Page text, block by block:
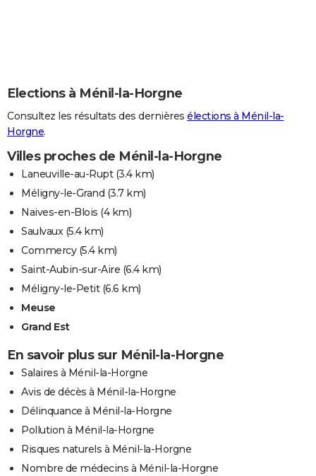
Elections à Ménil-la-Horgne
Consultez les résultats des dernières élections à Ménil-la-
Horgne.
Villes proches de Ménil-la-Horgne
Laneuville-au-Rupt(3.4 km)
Méligny-le-Grand (3.7 km)
Naives-en-Blois (4 km)
Saulvaux(5.4 km)
Commercy(5.4 km)
Saint-Aubin-sur-Aire (6.4 km)
Méligny-le-Petit(6.6 km)
Meuse
Grand Est
En savoir plus sur Ménil-la-Horgne
Salaires à Ménil-la-Horgne
Avis de décès à Ménil-la-Horgne
Délinquance à Ménil-la-Horgne
Pollution à Ménil-la-Horgne
Risques naturels à Ménil-la-Horgne
Nombre de médecins à Ménil-la-Horgne